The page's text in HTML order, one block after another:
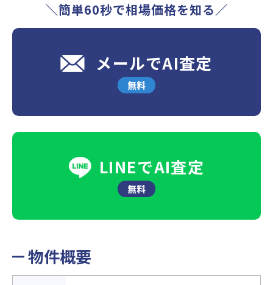
＼簡単60秒で相場価格を知る／
メールでAI査定
無料
LINEでAI査定
無料
物件概要